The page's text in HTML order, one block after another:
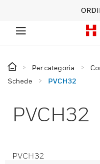
Per categoria
Schede
PVCH32
PVCH32
PVCH32